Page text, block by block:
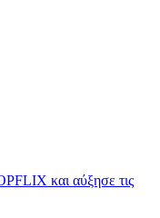
και αύξησε τις